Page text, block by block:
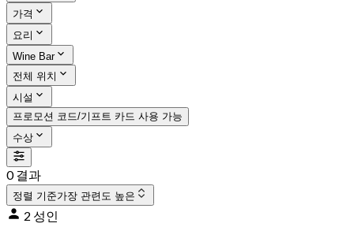
가격
요리
Wine Bar
전체 위치
시설
프로모션 코드/기프트 카드 사용 가능
수상
0 결과
정렬 기준가장 관련도 높은
2 성인